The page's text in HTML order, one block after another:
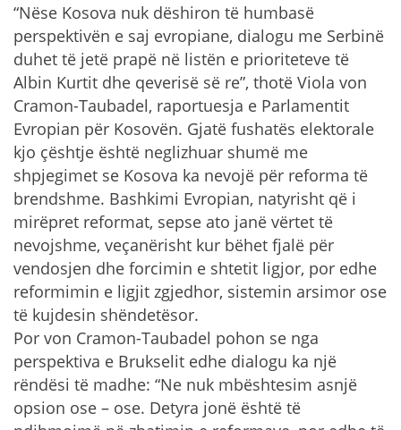
“Nëse Kosova nuk dëshiron të humbasë
perspektivën e saj evropiane, dialogu me Serbinë
duhet të jetë prapë në listën e prioriteteve të
Albin Kurtit dhe qeverisë së re”, thotë Viola von
Cramon-Taubadel, raportuesja e Parlamentit
Evropian për Kosovën. Gjatë fushatës elektorale
kjo çështje është neglizhuar shumë me
shpjegimet se Kosova ka nevojë për reforma të
brendshme. Bashkimi Evropian, natyrisht që i
mirëpret reformat, sepse ato janë vërtet të
nevojshme, veçanërisht kur bëhet fjalë për
vendosjen dhe forcimin e shtetit ligjor, por edhe
reformimin e ligjit zgjedhor, sistemin arsimor ose
të kujdesin shëndetësor.
Por von Cramon-Taubadel pohon se nga
perspektiva e Brukselit edhe dialogu ka një
rëndësi të madhe: “Ne nuk mbështesim asnjë
opsion ose – ose. Detyra jonë është të